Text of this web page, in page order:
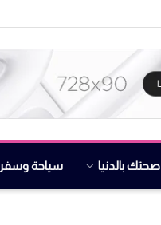
صحتك بالدنيا سياحة وسفر